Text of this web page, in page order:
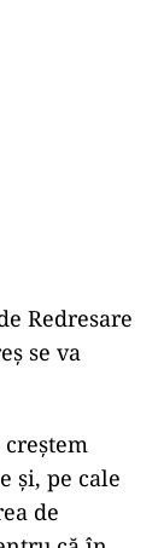
Redresare
se va
creştem
şi, pe cale
de